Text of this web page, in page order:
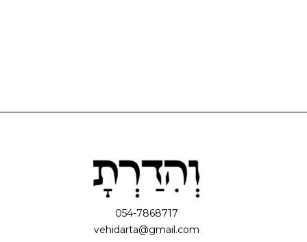
054-7868717
vehidarta@gmail.com